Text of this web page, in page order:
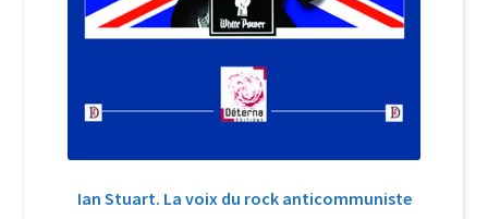
Suivi de la Commande
Ian Stuart. La voix du rock anticommuniste